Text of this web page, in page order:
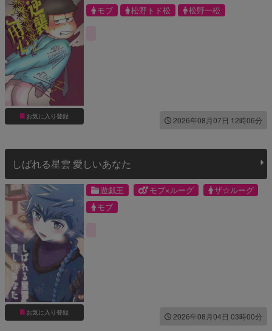
お気に入り登録
モブ
松野トド松 松野一松
2026年08月07日 12時06分
しばれる星雲 愛しいあなた
お気に入り登録
遊戯王 モブ×ルーグ
ザ☆ルーグ
モブ
2026年08月04日 03時00分